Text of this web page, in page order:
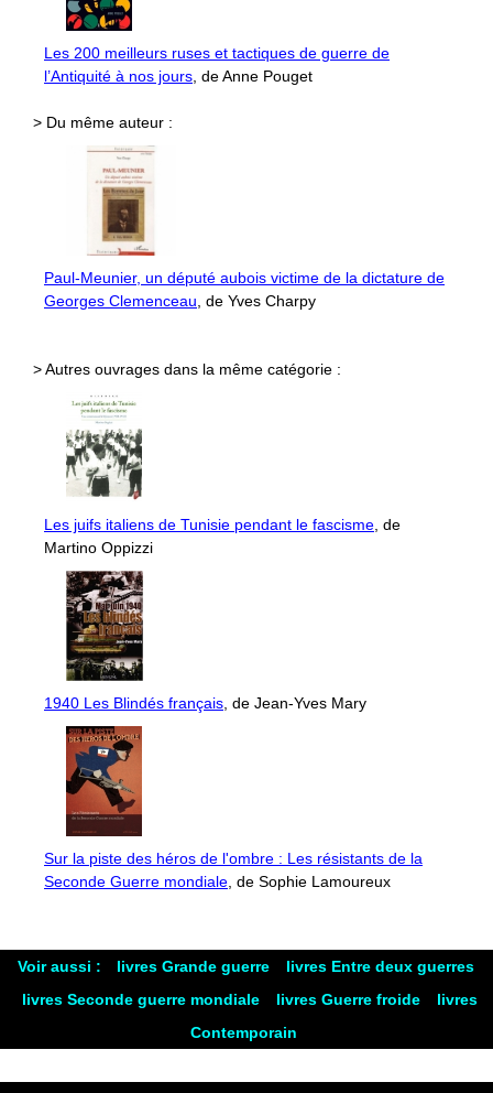
Les 200 meilleurs ruses et tactiques de guerre de
l’Antiquité à nos jours , de Anne Pouget
> Du même auteur :
Paul-Meunier, un député aubois victime de la dictature de
Georges Clemenceau , de Yves Charpy
> Autres ouvrages dans la même catégorie :
Les juifs italiens de Tunisie pendant le fascisme , de
Martino Oppizzi
1940 Les Blindés français , de Jean-Yves Mary
Sur la piste des héros de l'ombre : Les résistants de la
Seconde Guerre mondiale , de Sophie Lamoureux
Voir aussi : livres Grande guerre
livres Entre deux guerres
livres Seconde guerre mondiale
livres Guerre froide
livres
Contemporain